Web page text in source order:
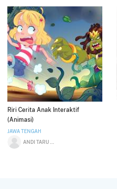
Riri Cerita Anak Interaktif
(Animasi)
JAWA TENGAH